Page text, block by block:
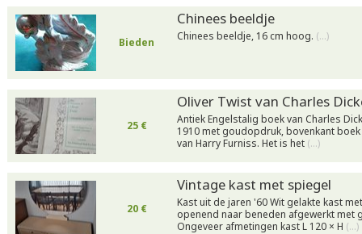
Bieden
Chinees beeldje
Chinees beeldje, 16 cm hoog. (…)
25 €
Oliver Twist van Charles
Antiek Engelstalig boek van Charles
1910 met goudopdruk, bovenkant
van Harry Furniss. Het is het (…)
20 €
Vintage kast met spiegel
Kast uit de jaren '60 Wit gelakte kast
openend naar beneden afgewerkt met
Ongeveer afmetingen kast L 120 × H (…)